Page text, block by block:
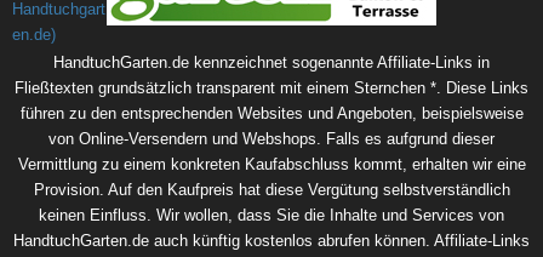
HandtuchGarten.de kennzeichnet sogenannte Affiliate-Links in
Fließtexten grundsätzlich transparent mit einem Sternchen *. Diese Links
führen zu den entsprechenden Websites und Angeboten, beispielsweise
von Online-Versendern und Webshops. Falls es aufgrund dieser
Vermittlung zu einem konkreten Kaufabschluss kommt, erhalten wir eine
Provision. Auf den Kaufpreis hat diese Vergütung selbstverständlich
keinen Einfluss. Wir wollen, dass Sie die Inhalte und Services von
HandtuchGarten.de auch künftig kostenlos abrufen können. Affiliate-Links